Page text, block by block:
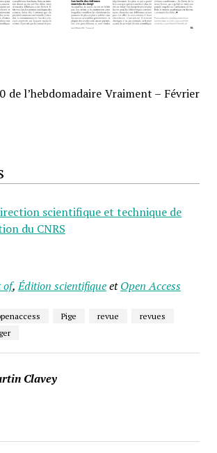
de l’hebdomadaire Vraiment – Février
scientifique et technique de
du CNRS
of,Édition scientifiqueetOpen Access
Pige revue
revues
Clavey